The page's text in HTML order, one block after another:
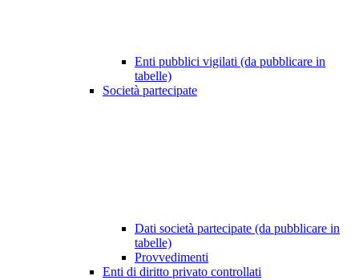
Enti pubblici vigilati (da pubblicare in
tabelle)
Società partecipate
Dati società partecipate (da pubblicare in
tabelle)
Provvedimenti
Enti di diritto privato controllati